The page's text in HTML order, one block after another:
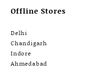
Offline Stores
Delhi
Chandigarh
Indore
Ahmedabad